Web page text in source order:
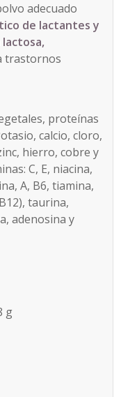
adecuado
de lactantes y
trastornos
proteínas
calcio, cloro,
hierro, cobre y
C, E, niacina,
A, B6, tiamina,
taurina,
adenosina y
g